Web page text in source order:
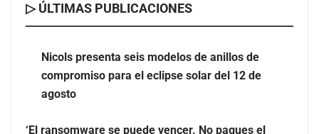
Nicols presenta seis modelos de anillos de compromiso
‘El ransomware se puede vencer. No pagues el rescate’:
el nuevo libro de Juan Ricardo Palacio Escobar
▷ ÚLTIMAS PUBLICACIONES
Nicols presenta seis modelos de anillos de
compromiso para el eclipse solar del 12 de
agosto
‘El ransomware se puede vencer. No pagues el